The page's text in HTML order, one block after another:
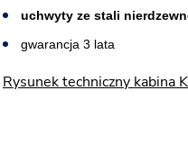
uchwyty ze stali
gwarancja 3 lata
Rysunek techniczny kabina